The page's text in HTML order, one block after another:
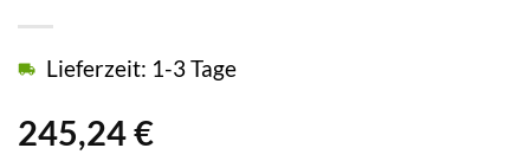
245,24€
Lieferzeit: 1-3 Tage